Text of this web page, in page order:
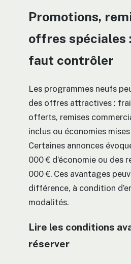
Promotions,
offres spéciales
faut contrôler
Les programmes neufs
des offres attractives :
offerts, remises
inclus ou économies
Certaines annonces
000 € d’économie ou des
000 €. Ces avantages
différence, à condition
modalités.
Lire les conditions
réserver